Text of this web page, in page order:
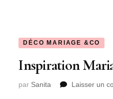
DÉCO MARIAGE &CO
Inspiration
par Sanita Laisser un